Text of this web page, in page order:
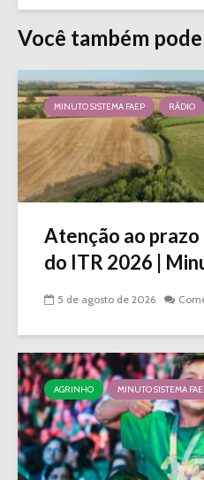
Você também
MINUTO SISTEMA FAEP RÁDIO
Atenção ao
do ITR 2026 |
5 de agosto de 2026
AGRINHO MINUTO SISTEMA